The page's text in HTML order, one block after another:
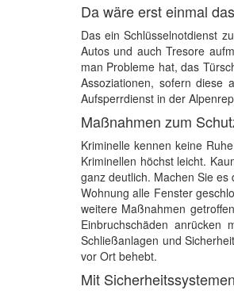
Da wäre erst einmal
Das ein Schlüsselnotdienst
Autos und auch Tresore
man Probleme hat, das
Assoziationen, sofern diese
Aufsperrdienst in der
Maßnahmen zum
Kriminelle kennen keine
Kriminellen höchst leicht.
ganz deutlich. Machen Sie
Wohnung alle Fenster
weitere Maßnahmen
Einbruchschäden
Schließanlagen und
vor Ort behebt.
Mit